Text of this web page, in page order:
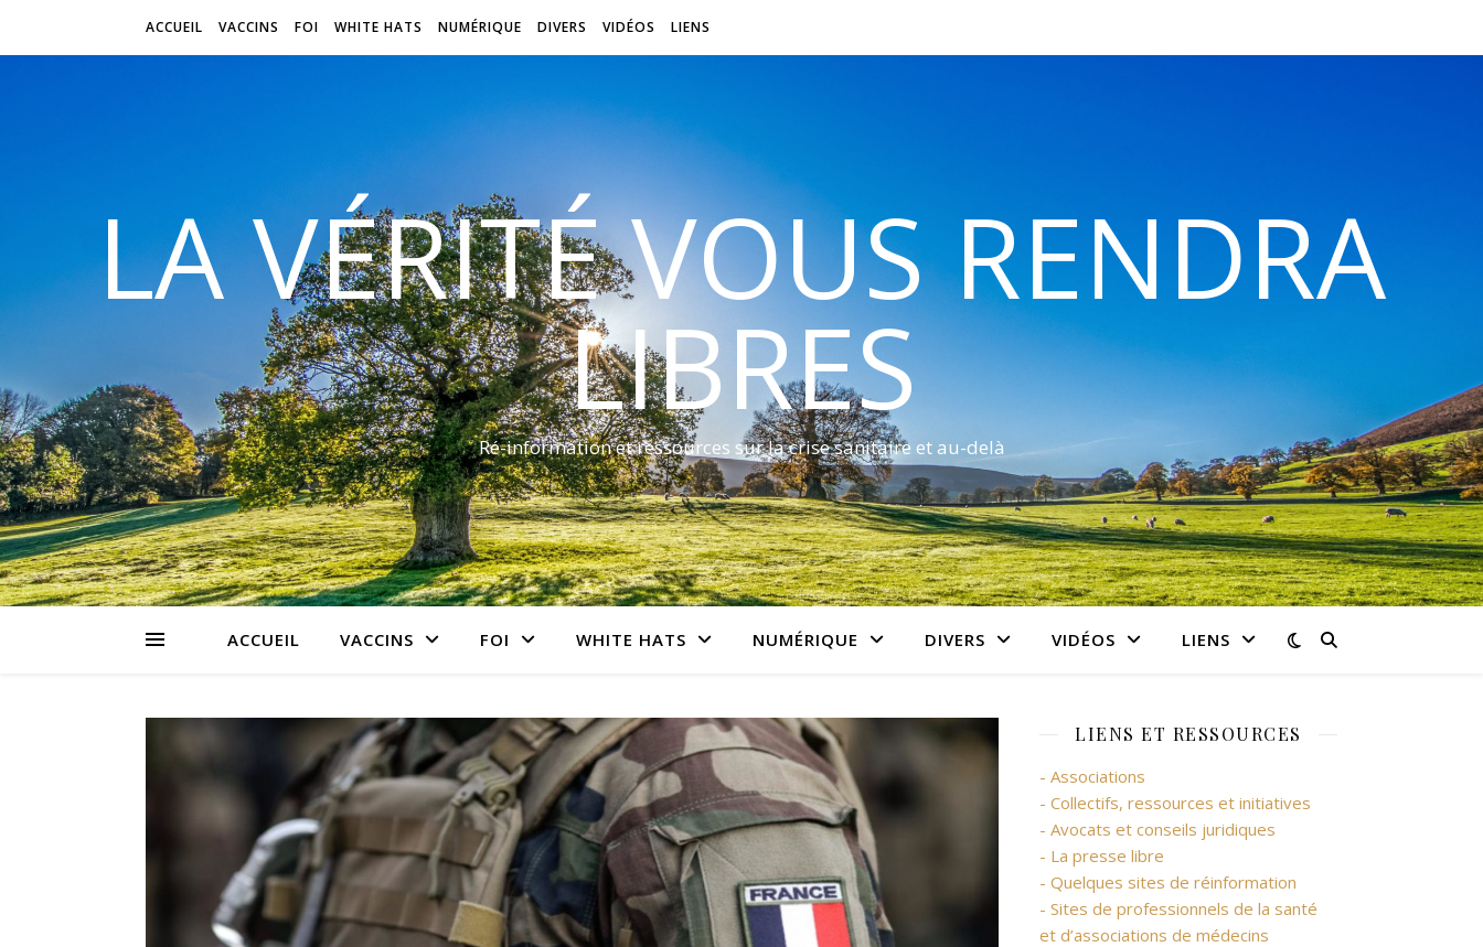
ACCUEIL VACCINS FOI WHITE HATS NUMÉRIQUE DIVERS VIDÉOS LIENS
LA VÉRITÉ VOUS RENDRA
LIBRES
Ré-information et ressources sur la crise sanitaire et au-delà
ACCUEIL VACCINS FOI WHITE HATS NUMÉRIQUE DIVERS VIDÉOS LIENS
LIENS ET RESSOURCES
- Associations
- Collectifs, ressources et initiatives
- Avocats et conseils juridiques
- La presse libre
- Quelques sites de réinformation
- Sites de professionnels de la santé
et d’associations de médecins